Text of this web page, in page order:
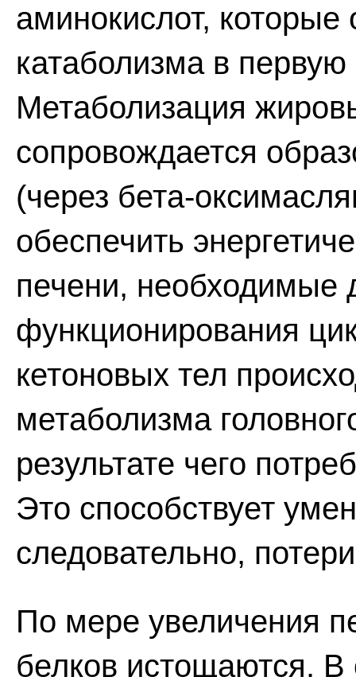
аминокислот, которые
катаболизма в
Метаболизация
сопровождается
(через бета-
обеспечить
печени, необходимые
функционирования
кетоновых тел
метаболизма
результате чего
Это способствует
следовательно,
По мере увеличения
белков истощаются. В